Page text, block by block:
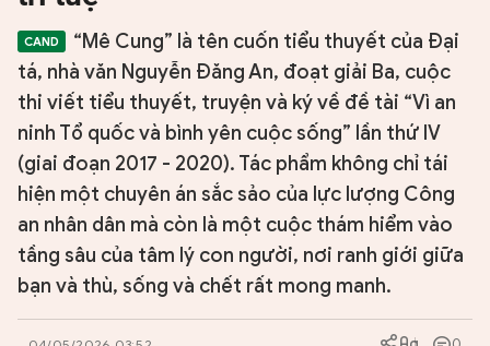
TRUYỀN THỐNG
TRUYỆN
DIỄN ĐÀN
CHUYÊN TRANG
“Mê Cung” là tên cuốn tiểu thuyết của Đại
tá, nhà văn Nguyễn Đăng An, đoạt giải Ba, cuộc
thi viết tiểu thuyết, truyện và ký về đề tài “Vì an
ninh Tổ quốc và bình yên cuộc sống” lần thứ IV
(giai đoạn 2017 - 2020). Tác phẩm không chỉ tái
hiện một chuyên án sắc sảo của lực lượng Công
an nhân dân mà còn là một cuộc thám hiểm vào
tầng sâu của tâm lý con người, nơi ranh giới giữa
bạn và thù, sống và chết rất mong manh.